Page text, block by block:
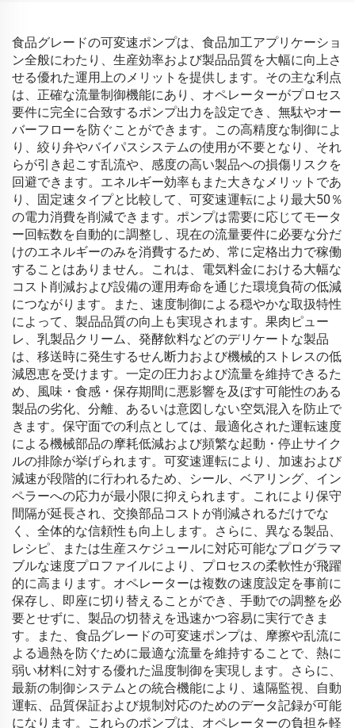
食品グレードの可変速ポンプは、食品加工アプリケーショ
ン全般にわたり、生産効率および製品品質を大幅に向上さ
せる優れた運用上のメリットを提供します。その主な利点
は、正確な流量制御機能にあり、オペレーターがプロセス
要件に完全に合致するポンプ出力を設定でき、無駄やオー
バーフローを防ぐことができます。この高精度な制御によ
り、絞り弁やバイパスシステムの使用が不要となり、それ
らが引き起こす乱流や、感度の高い製品への損傷リスクを
回避できます。エネルギー効率もまた大きなメリットであ
り、固定速タイプと比較して、可変速運転により最大50％
の電力消費を削減できます。ポンプは需要に応じてモータ
ー回転数を自動的に調整し、現在の流量要件に必要な分だ
けのエネルギーのみを消費するため、常に定格出力で稼働
することはありません。これは、電気料金における大幅な
コスト削減および設備の運用寿命を通じた環境負荷の低減
につながります。また、速度制御による穏やかな取扱特性
によって、製品品質の向上も実現されます。果肉ピュー
レ、乳製品クリーム、発酵飲料などのデリケートな製品
は、移送時に発生するせん断力および機械的ストレスの低
減恩恵を受けます。一定の圧力および流量を維持できるた
め、風味・食感・保存期間に悪影響を及ぼす可能性のある
製品の劣化、分離、あるいは意図しない空気混入を防止で
きます。保守面での利点としては、最適化された運転速度
による機械部品の摩耗低減および頻繁な起動・停止サイク
ルの排除が挙げられます。可変速運転により、加速および
減速が段階的に行われるため、シール、ベアリング、イン
ペラーへの応力が最小限に抑えられます。これにより保守
間隔が延長され、交換部品コストが削減されるだけでな
く、全体的な信頼性も向上します。さらに、異なる製品、
レシピ、または生産スケジュールに対応可能なプログラマ
ブルな速度プロファイルにより、プロセスの柔軟性が飛躍
的に高まります。オペレーターは複数の速度設定を事前に
保存し、即座に切り替えることができ、手動での調整を必
要とせずに、製品の切替えを迅速かつ容易に実行できま
す。また、食品グレードの可変速ポンプは、摩擦や乱流に
よる過熱を防ぐために最適な流量を維持することで、熱に
弱い材料に対する優れた温度制御を実現します。さらに、
最新の制御システムとの統合機能により、遠隔監視、自動
運転、品質保証および規制対応のためのデータ記録が可能
になります。これらのポンプは、オペレーターの負担を軽